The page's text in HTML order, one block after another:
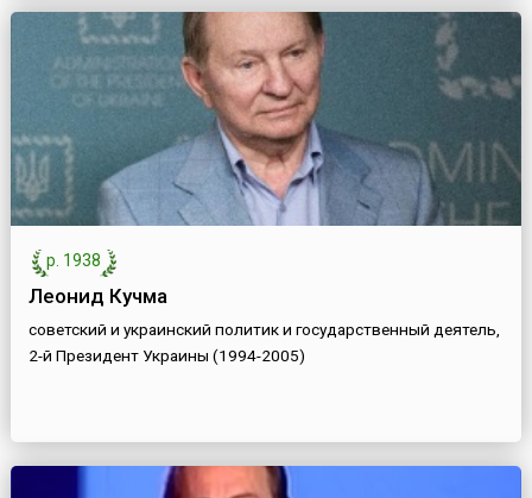
р. 1938
Леонид Кучма
советский и украинский политик и государственный деятель,
2-й Президент Украины (1994-2005)